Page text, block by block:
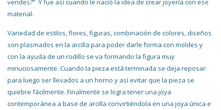
vendes?” Y fue así cuando le nació la idea de crear joyería con ese
material.
Variedad de estilos, flores, figuras, combinación de colores, diseños
son plasmados en la arcilla para poder darle forma con moldes y
con la ayuda de un rodillo se va formando la figura muy
minuciosamente. Cuando la pieza está terminada se deja reposar
para luego ser llevados a un horno y así evitar que la pieza se
quiebre fácilmente. Finalmente se logra tener una joya
contemporánea a base de arcilla convirtiéndola en una joya única e